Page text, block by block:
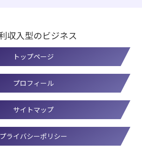
収入型のビジネス
トップページ
プロフィール
サイトマップ
プライバシーポリシー